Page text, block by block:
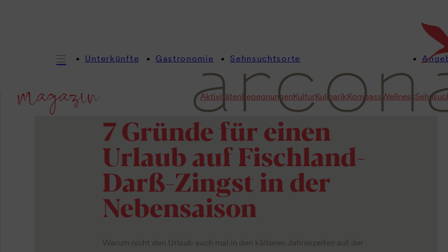
Unterkünfte Gastronomie Sehnsuchtsorte
AktivitätenBegegnungenKulturKulinarikKompass Wellness
Es muss nicht immer der Sommer sein
7 Gründe für einen
Urlaub auf Fischland-
Darß-Zingst in der
Nebensaison
Warum nicht den Urlaub auch mal in den kälteren Jahreszeiten auf der